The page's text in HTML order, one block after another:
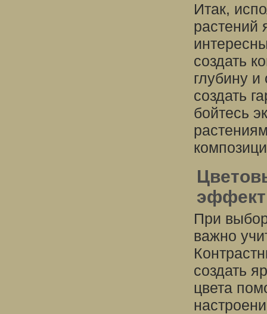
Итак,
растений
создать
глубину
создать
бойтесь
При
важно
создать
цвета